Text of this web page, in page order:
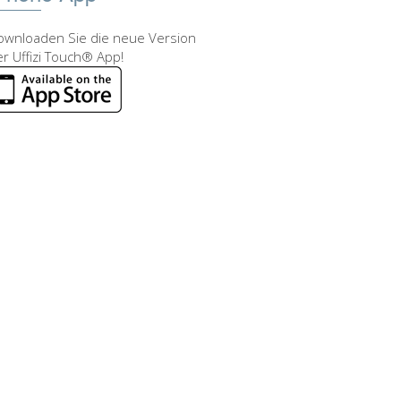
Sie die neue Version
Uffizi Touch® App!